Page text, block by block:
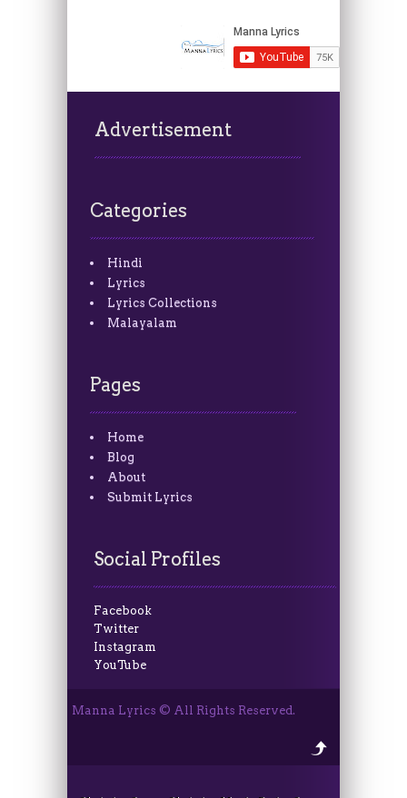
Advertisement
Categories
Hindi
Lyrics
Lyrics Collections
Malayalam
Pages
Home
Blog
About
Submit Lyrics
Social Profiles
Facebook
Twitter
Instagram
YouTube
Manna Lyrics © All Rights Reserved.